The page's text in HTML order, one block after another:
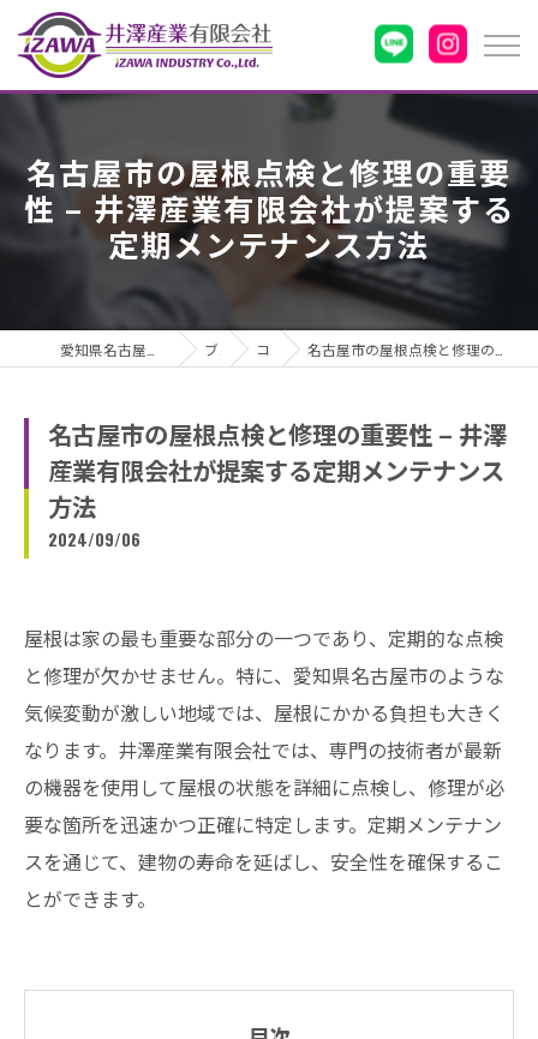
名古屋市の屋根点検と修理の重要
性 – 井澤産業有限会社が提案する
定期メンテナンス方法
ブログ コラム 名古屋市の屋根点検と修理の重要性 – 井澤産業有限会社が提案する定期メンテナンス方法
名古屋市の屋根点検と修理の重要性 – 井澤
産業有限会社が提案する定期メンテナンス
方法
2024/09/06
屋根は家の最も重要な部分の一つであり、定期的な点検
と修理が欠かせません。特に、愛知県名古屋市のような
気候変動が激しい地域では、屋根にかかる負担も大きく
なります。井澤産業有限会社では、専門の技術者が最新
の機器を使用して屋根の状態を詳細に点検し、修理が必
要な箇所を迅速かつ正確に特定します。定期メンテナン
スを通じて、建物の寿命を延ばし、安全性を確保するこ
とができます。